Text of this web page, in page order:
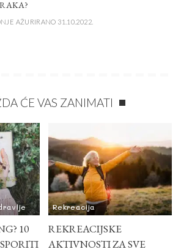
AŽURIRANO 31.10.2022.
ĆE VAS ZANIMATI
10
Rekreacija
REKREACIJSKE
AKTIVNOSTI ZA SVE